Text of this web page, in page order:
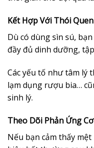
Kết Hợp Với Thói
Dù có dùng sìn sú,
đầy đủ dinh dưỡng,
Các yếu tố như tâm lý
lạm dụng rượu bia…
sinh lý.
Theo Dõi Phản Ứng
Nếu bạn cảm thấy